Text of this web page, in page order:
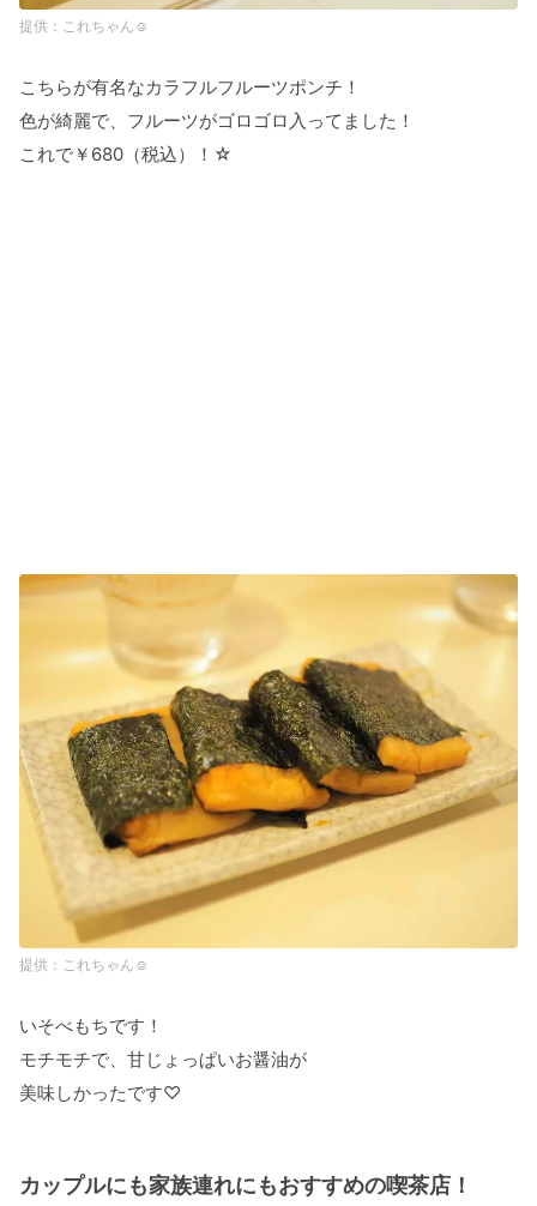
これちゃん☺︎
こちらが有名なカラフルフルーツポンチ！
色が綺麗で、フルーツがゴロゴロ入ってました！
これで￥680（税込）！☆
これちゃん☺︎
いそべもちです！
モチモチで、甘じょっぱいお醤油が
美味しかったです♡
カップルにも家族連れにもおすすめの喫茶店！